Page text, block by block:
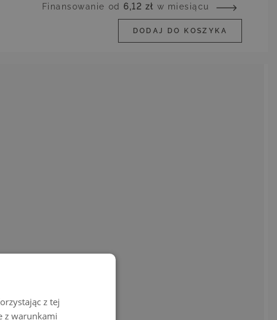
Finansowanie od 6,12 zł w miesiącu
DODAJ DO KOSZYKA
z tej
z warunkami